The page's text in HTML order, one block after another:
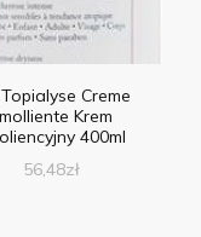
Creme
Krem
400ml
56,48zł